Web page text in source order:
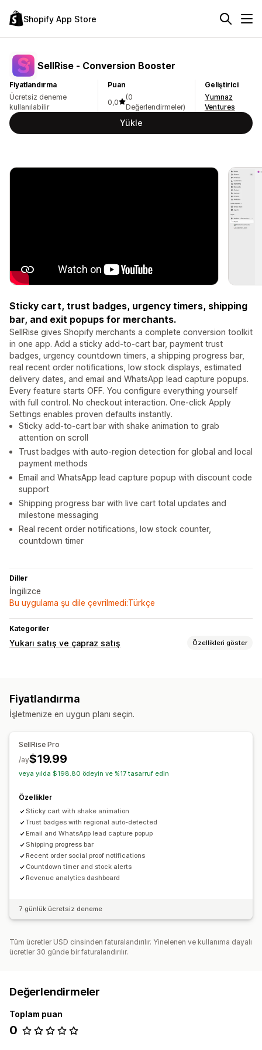
Shopify App Store
SellRise ‑ Conversion Booster
Fiyatlandırma
Ücretsiz deneme
kullanılabilir
Puan
0,0
(0
Değerlendirmeler)
Geliştirici
Yumnaz
Ventures
Yükle
Sticky cart, trust badges, urgency timers, shipping
bar, and exit popups for merchants.
SellRise gives Shopify merchants a complete conversion toolkit
in one app. Add a sticky add-to-cart bar, payment trust
badges, urgency countdown timers, a shipping progress bar,
real recent order notifications, low stock displays, estimated
delivery dates, and email and WhatsApp lead capture popups.
Every feature starts OFF. You configure everything yourself
with full control. No checkout interaction. One-click Apply
Settings enables proven defaults instantly.
Sticky add-to-cart bar with shake animation to grab
attention on scroll
Trust badges with auto-region detection for global and local
payment methods
Email and WhatsApp lead capture popup with discount code
support
Shipping progress bar with live cart total updates and
milestone messaging
Real recent order notifications, low stock counter,
countdown timer
Diller
İngilizce
Bu uygulama şu dile çevrilmedi:Türkçe
Kategoriler
Yukarı satış ve çapraz satış Özellikleri göster
Duyuru çubuğu İlerleme çubuğu
Açılır pencereler
Hacim bazlı indirimler
Analizler
Tıklama oranı
Fiyatlandırma
İşletmenize en uygun planı seçin.
SellRise Pro
$19.99
/ay
veya yılda $198.80 ödeyin ve %17 tasarruf edin
Özellikler
Sticky cart with shake animation
Trust badges with regional auto-detected
Email and WhatsApp lead capture popup
Shipping progress bar
Recent order social proof notifications
Countdown timer and stock alerts
Revenue analytics dashboard
7 günlük ücretsiz deneme
Tüm ücretler USD cinsinden faturalandırılır. Yinelenen ve kullanıma dayalı
ücretler 30 günde bir faturalandırılır.
Değerlendirmeler
Toplam puan
0